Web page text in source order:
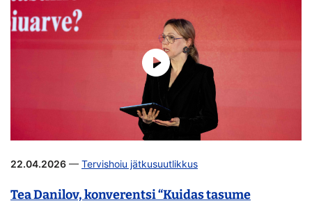
22.04.2026 — Tervishoiu jätkusuutlikkus
Tea Danilov, konverentsi “Kuidas tasume